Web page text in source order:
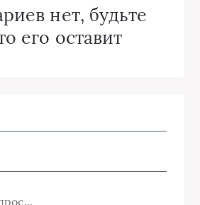
нет, будьте
его оставит